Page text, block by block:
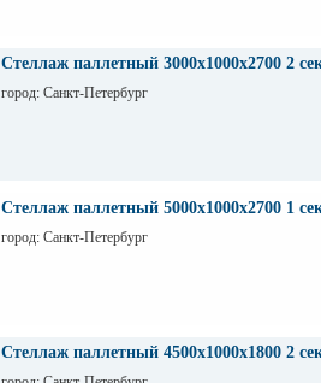
Стеллаж паллетный 3000х1000х2700 2
город: Санкт-Петербург
Стеллаж паллетный 5000х1000х2700 1
город: Санкт-Петербург
Стеллаж паллетный 4500х1000х1800 2